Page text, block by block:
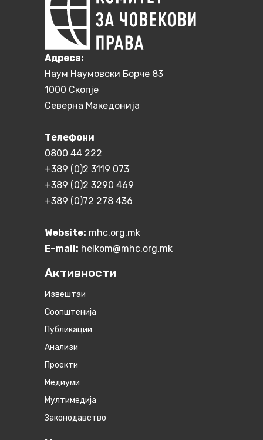
Aдреса:
Наум Наумовски Борче 83
1000 Скопје
Северна Македонија
Телефони
0800 44 222
+389 (0)2 3119 073
+389 (0)2 3290 469
+389 (0)72 278 436
Website: mhc.org.mk
E-mail: helkom@mhc.org.mk
Активности
Извештаи
Соопштенија
Публикации
Анализи
Проекти
Медиуми
Мултимедија
Законодавство